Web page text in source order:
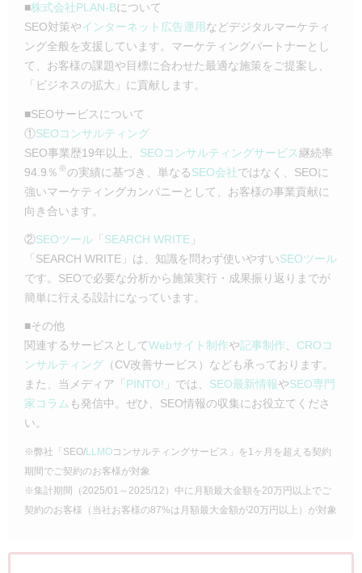
■株式会社PLAN-Bについて
SEO対策やインターネット広告運用 などデジタルマーケティ
ング全般を支援しています。マーケティングパートナーとし
て、お客様の課題や目標に合わせた最適な施策をご提案し、
「ビジネスの拡大」に貢献します。
■SEOサービスについて
①SEOコンサルティング
SEO事業歴19年以上、 SEOコンサルティングサービス継続率
94.9％ ※の実績に基づき、単なるSEO会社ではなく、SEOに
強いマーケティングカンパニーとして、お客様の事業貢献に
向き合います。
②SEOツール「 SEARCH WRITE」
「SEARCH WRITE」は、知識を問わず使いやすいSEOツール
です。SEOで必要な分析から施策実行・成果振り返りまでが
簡単に行える設計になっています。
■その他
関連するサービスとしてWebサイト制作や記事制作
CROコ
ンサルティング（CV改善サービス）なども承っております。
また、当メディア「 PINTO! 」では、 SEO最新情報やSEO専門
家コラム も発信中。ぜひ、SEO情報の収集にお役立てくださ
い。
※弊社「SEO/LLMOコンサルティングサービス」を1ヶ月を超える契約
期間でご契約のお客様が対象
※集計期間（2025/01～2025/12）中に月額最大金額を20万円以上でご
契約のお客様（当社お客様の87%は月額最大金額が20万円以上）が対象